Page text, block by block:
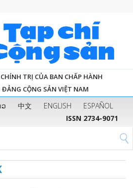
TRỊ CỦA BAN CHẤP HÀNH
CỘNG SẢN VIỆT NAM
中文 ENGLISH
ESPAÑOL
ISSN 2734-9071